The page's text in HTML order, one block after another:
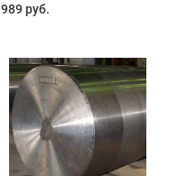
989 руб.